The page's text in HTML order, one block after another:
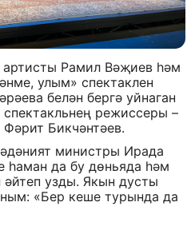
Рамил Вәҗиев һәм
улым» спектаклен
белән бергә уйнаган
режиссеры –
Бикчәнтәев.
министры Ирада
да бу дөньяда һәм
узды. Якын дусты
«Бер кеше турында да